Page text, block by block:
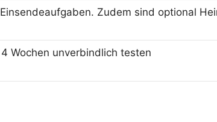
Zudem sind optional
4 Wochen unverbindlich testen